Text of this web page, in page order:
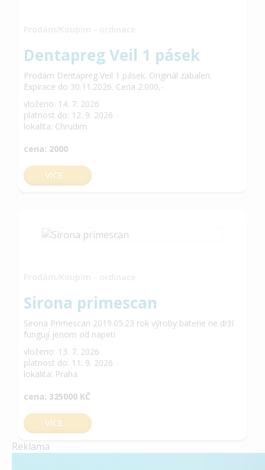
Dentapreg Veil 1 pásek
Prodám Dentapreg Veil 1 pásek. Originál zabalen.
Expirace do 30.11.2026. Cena 2.000,-
vloženo: 14. 7. 2026
platnost do: 12. 9. 2026
lokalita: Chrudim
cena: 2000
VÍCE
Sirona primescan
Sirona Primescan 2019.05.23 rok výroby baterie ne drží
fungují jenom od napeti
vloženo: 13. 7. 2026
platnost do: 11. 9. 2026
lokalita: Praha
cena: 325000 KČ
VÍCE
Reklama